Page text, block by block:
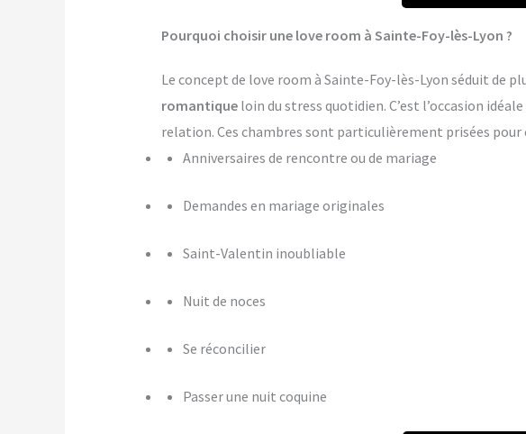
Pourquoi choisir une love room à Sainte-Foy-lès-Lyon ?
Le concept de love room à Sainte-Foy-lès-Lyon séduit de
romantiqueloin du stress quotidien. C’est l’occasion
relation. Ces chambres sont particulièrement prisées pour
Anniversaires de rencontre ou de mariage
Demandes en mariage originales
Saint-Valentin inoubliable
Nuit de noces
Se réconcilier
Passer une nuit coquine